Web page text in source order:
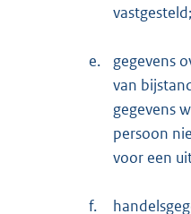
vastgesteld;
e.
gegevens
van
gegevens
persoon
voor een
f.